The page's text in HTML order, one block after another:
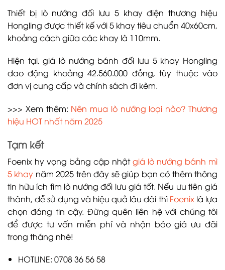
Thiết bị lò nướng đối lưu 5 khay điện thương hiệu
Hongling được thiết kế với 5 khay tiêu chuẩn 40x60cm,
khoảng cách giữa các khay là 110mm.
Hiện tại, giá lò nướng bánh đối lưu 5 khay Hongling
dao động khoảng 42.560.000 đồng, tùy thuộc vào
đơn vị cung cấp và chính sách đi kèm.
>>> Xem thêm: Nên mua lò nướng loại nào? Thương
hiệu HOT nhất năm 2025
Tạm kết
Foenix hy vọng bảng cập nhậtgiá lò nướng bánh mì
5 khay năm 2025 trên đây sẽ giúp bạn có thêm thông
tin hữu ích tìm lò nướng đối lưu giá tốt. Nếu ưu tiên giá
thành, dễ sử dụng và hiệu quả lâu dài thì Foenixlà lựa
chọn đáng tin cậy. Đừng quên liên hệ với chúng tôi
để được tư vấn miễn phí và nhận báo giá ưu đãi
trong tháng nhé!
HOTLINE: 0708 36 56 58